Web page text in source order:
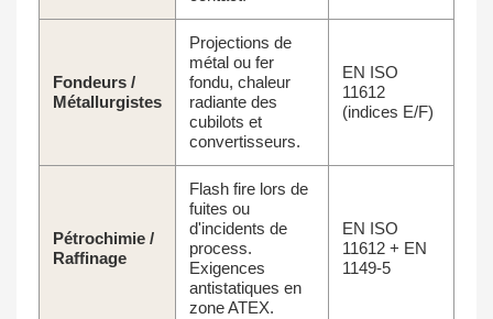
Fondeurs /
Métallurgistes
Projections de
métal ou fer
fondu, chaleur
radiante des
cubilots et
convertisseurs.
EN ISO
11612
(indices E/F)
Pétrochimie /
Raffinage
Flash fire lors de
fuites ou
d'incidents de
process.
Exigences
antistatiques en
zone ATEX.
EN ISO
11612 + EN
1149-5